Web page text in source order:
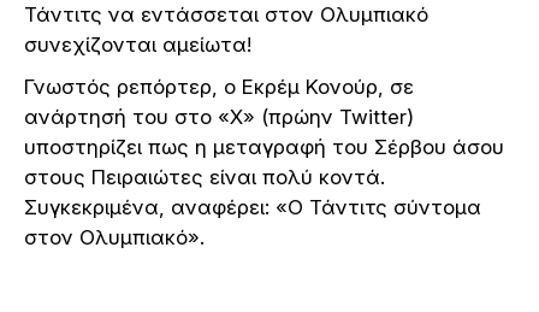
Τάντιτς να εντάσσεται στον Ολυμπιακό
συνεχίζονται αμείωτα!
Γνωστός ρεπόρτερ, ο Εκρέμ Κονούρ, σε
ανάρτησή του στο «X» (πρώην Twitter)
υποστηρίζει πως η μεταγραφή του Σέρβου άσου
στους Πειραιώτες είναι πολύ κοντά.
Συγκεκριμένα, αναφέρει: «Ο Τάντιτς σύντομα
στον Ολυμπιακό».